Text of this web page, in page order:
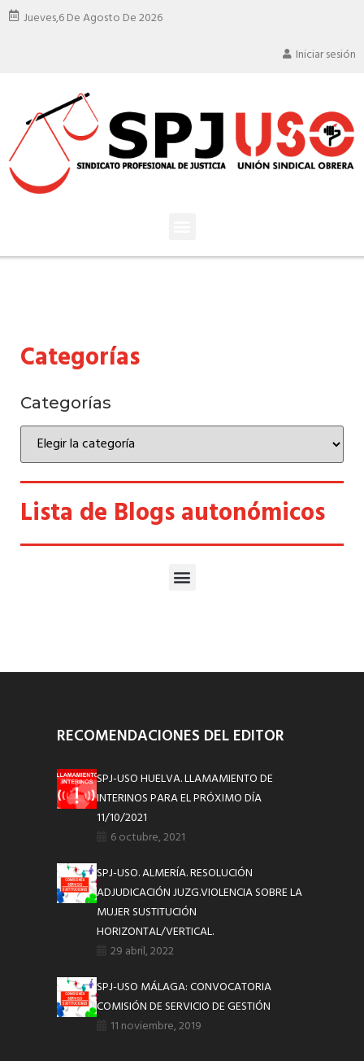
Jueves,6 De Agosto De 2026
Iniciar sesión
Categorías
Categorías
Lista de Blogs autonómicos
RECOMENDACIONES DEL EDITOR
SPJ-USO HUELVA. LLAMAMIENTO DE
INTERINOS PARA EL PRÓXIMO DÍA
11/10/2021
6 octubre, 2021
SPJ-USO. ALMERÍA. RESOLUCIÓN
ADJUDICACIÓN JUZG.VIOLENCIA SOBRE LA
MUJER SUSTITUCIÓN
HORIZONTAL/VERTICAL.
29 abril, 2022
SPJ-USO MÁLAGA: CONVOCATORIA
COMISIÓN DE SERVICIO DE GESTIÓN
11 noviembre, 2019